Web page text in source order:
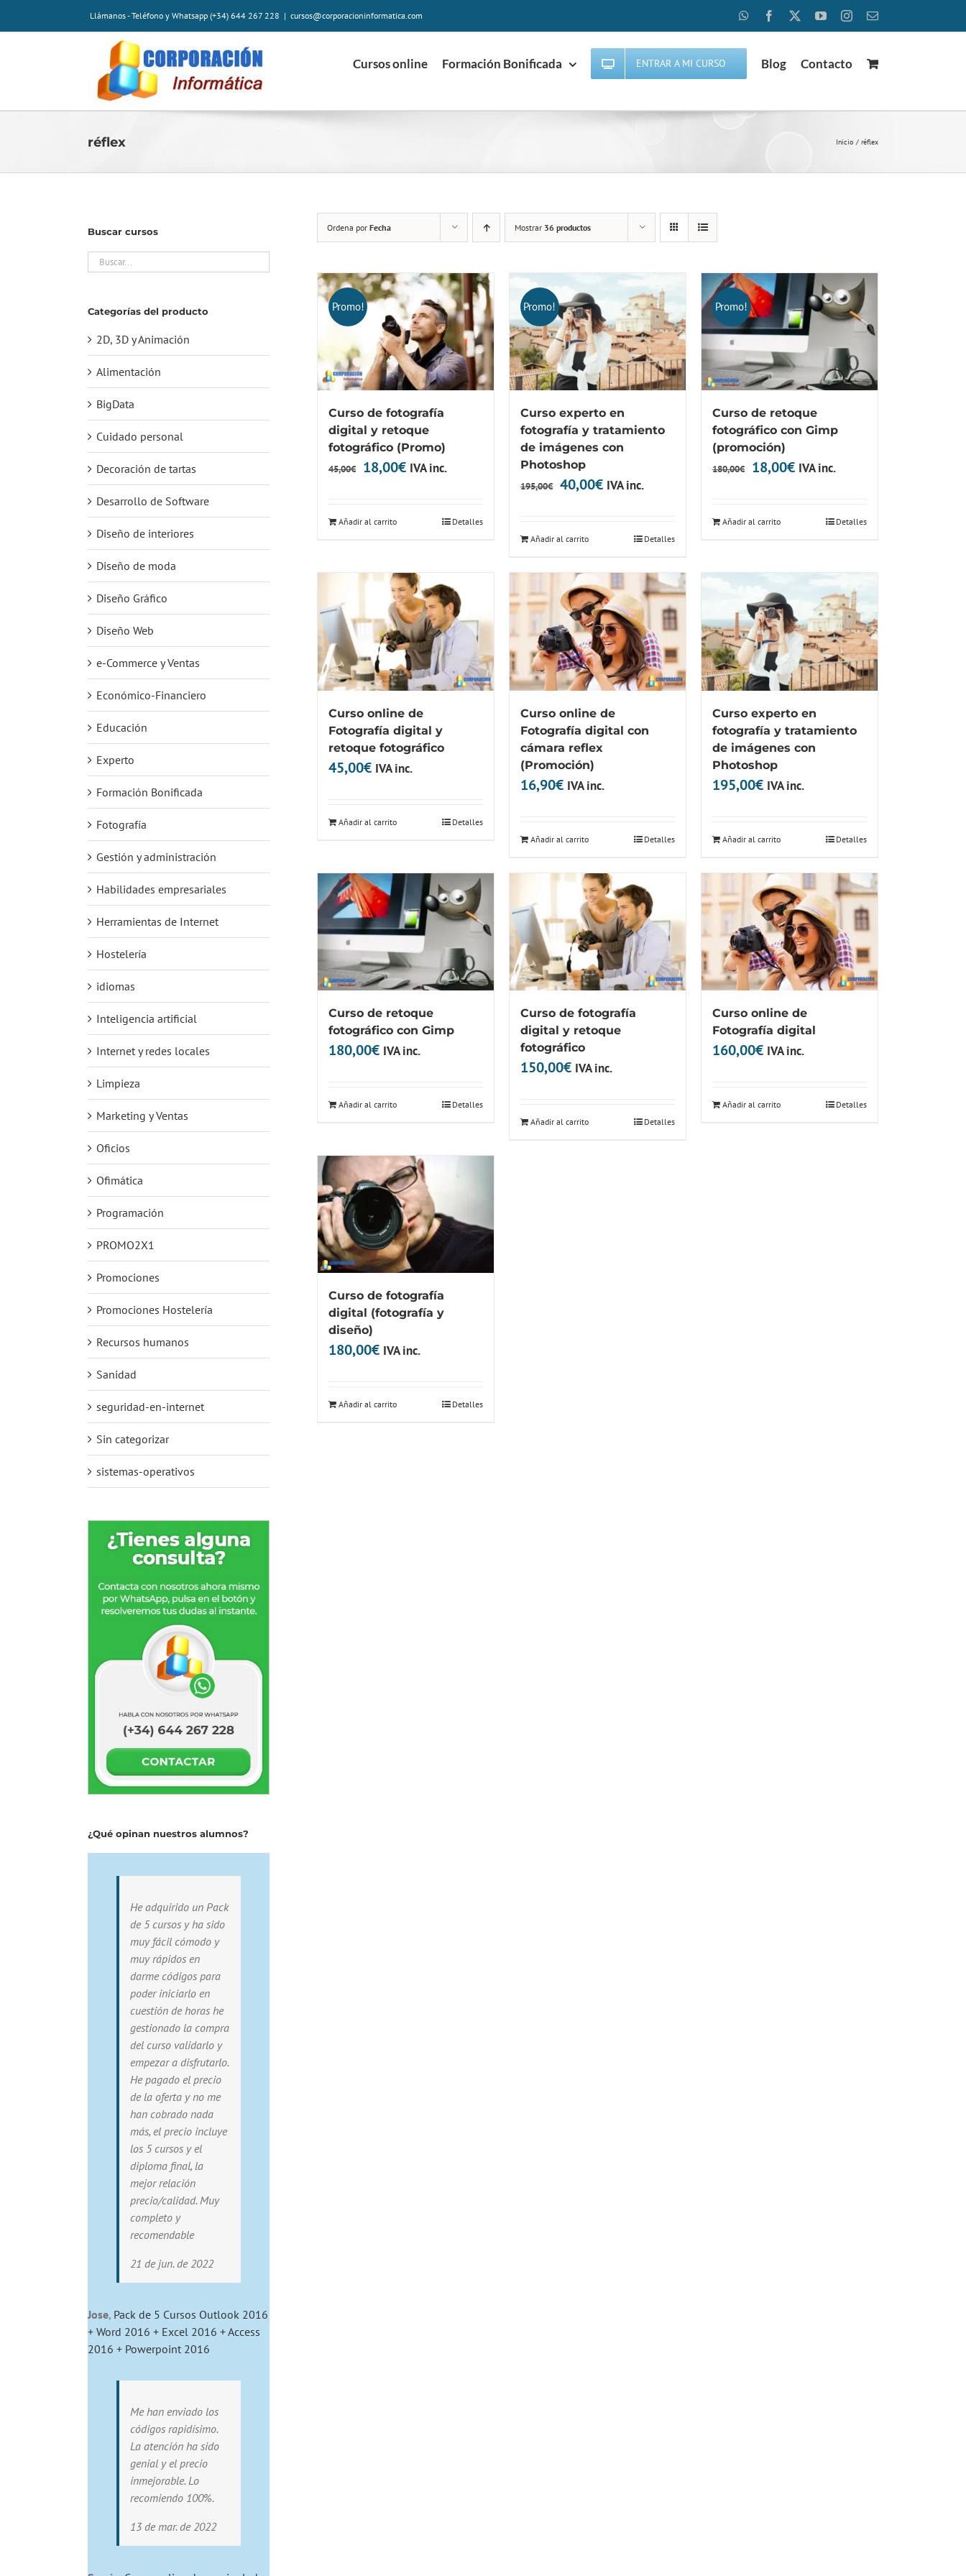
Llámanos - Teléfono y Whatsapp (+34) 644 267 228 | cursos@corporacioninformatica.com WhatsAppFacebook YouTubeInstagramCorreo
Cursos online Formación Bonificada ENTRAR A MI CURSO Blog Contacto
réflex Inicio réflex
Ordena por Fecha Mostrar 36 productos
Promo!
Curso de fotografía
digital y retoque
fotográfico (Promo)
45,00€
El
18,00€ElIVA inc.
Añadir al carrito Detalles
Promo!
Curso experto en
fotografía y tratamiento
de imágenes con
Photoshop
195,00€ El
195,00€.
40,00€El
40,00€.
IVA inc.
Añadir al carrito Detalles
Promo!
Curso de retoque
fotográfico con Gimp
(promoción)
180,00€
El
18,00€ElIVA inc.
Añadir al carrito Detalles
Curso online de
Fotografía digital y
retoque fotográfico
45,00€ IVA inc.
Añadir al carrito Detalles
Curso online de
Fotografía digital con
cámara reflex
(Promoción)
16,90€ IVA inc.
Añadir al carrito Detalles
Curso experto en
fotografía y tratamiento
de imágenes con
Photoshop
195,00€ IVA inc.
Añadir al carrito Detalles
Curso de retoque
fotográfico con Gimp
180,00€ IVA inc.
Añadir al carrito Detalles
Curso de fotografía
digital y retoque
fotográfico
150,00€ IVA inc.
Añadir al carrito Detalles
Curso online de
Fotografía digital
160,00€ IVA inc.
Añadir al carrito Detalles
Curso de fotografía
digital (fotografía y
diseño)
180,00€ IVA inc.
Añadir al carrito Detalles
Buscar cursos
Categorías del producto
2D, 3D y Animación
Alimentación
BigData
Cuidado personal
Decoración de tartas
Desarrollo de Software
Diseño de interiores
Diseño de moda
Diseño Gráfico
Diseño Web
e-Commerce y Ventas
Económico-Financiero
Educación
Experto
Formación Bonificada
Fotografía
Gestión y administración
Habilidades empresariales
Herramientas de Internet
Hostelería
idiomas
Inteligencia artificial
Internet y redes locales
Limpieza
Marketing y Ventas
Oficios
Ofimática
Programación
PROMO2X1
Promociones
Promociones Hostelería
Recursos humanos
Sanidad
seguridad-en-internet
Sin categorizar
sistemas-operativos
¿Qué opinan nuestros alumnos?
He adquirido un Pack
de 5 cursos y ha sido
muy fácil cómodo y
muy rápidos en
darme códigos para
poder iniciarlo en
cuestión de horas he
gestionado la compra
del curso validarlo y
empezar a disfrutarlo.
He pagado el precio
de la oferta y no me
han cobrado nada
más, el precio incluye
los 5 cursos y el
diploma final, la
mejor relación
precio/calidad. Muy
completo y
recomendable
21 de jun. de 2022
Jose, Pack de 5 Cursos Outlook 2016
+ Word 2016 + Excel 2016 + Access
2016 + Powerpoint 2016
Me han enviado los
códigos rapidísimo.
La atención ha sido
genial y el precio
inmejorable. Lo
recomiendo 100%.
13 de mar. de 2022